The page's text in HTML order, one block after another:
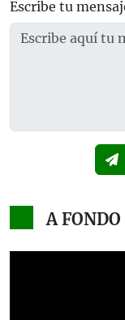
Escribe tu
A FONDO